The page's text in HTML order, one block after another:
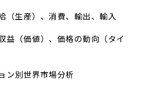
（生産）、消費、輸出、輸入
益（価値）、価格の動向（タイ
ン別世界市場分析